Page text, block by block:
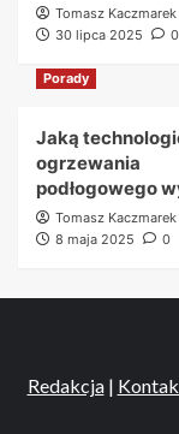
Tomasz Kaczmarek
30 lipca 2025
0
Porady
Jaką
ogrzewania
podłogowego
Tomasz Kaczmarek
8 maja 2025
0
Redakcja|